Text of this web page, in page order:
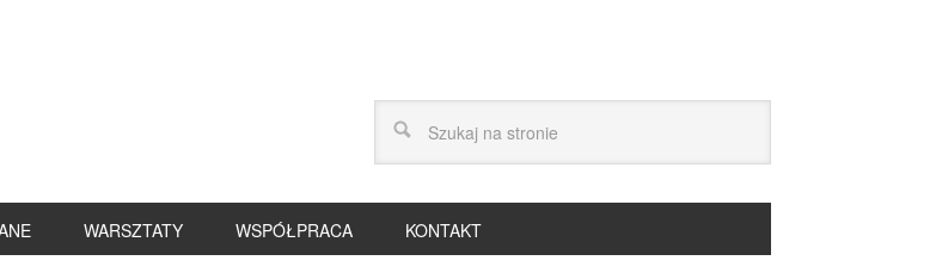
WARSZTATY WSPÓŁPRACA KONTAKT